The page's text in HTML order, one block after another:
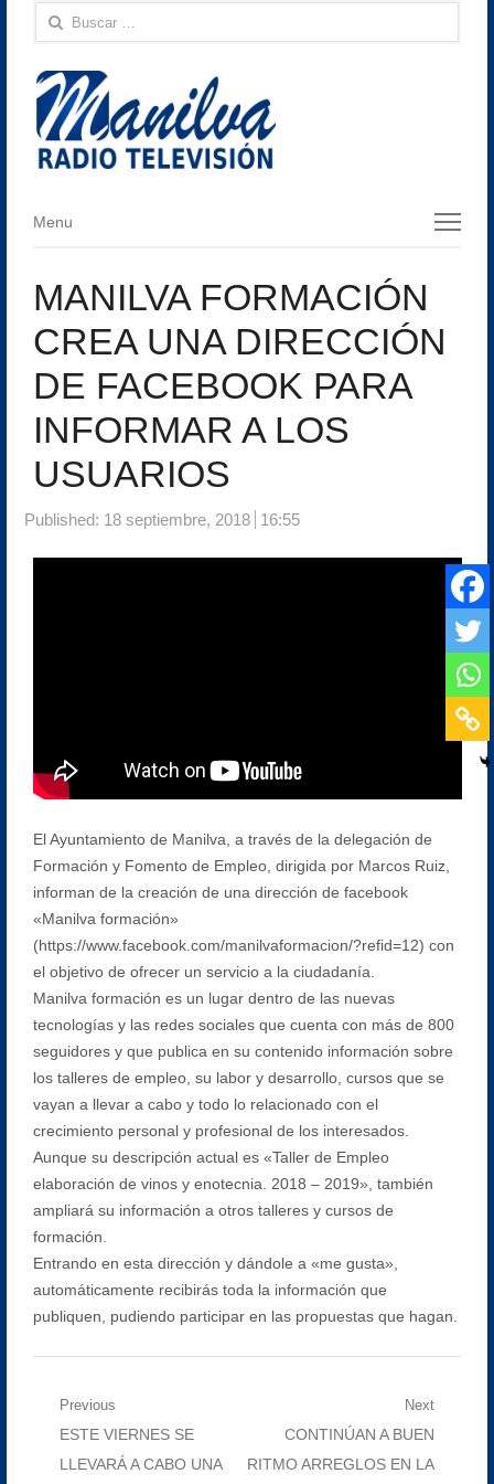
Buscar:
Menu
Menu
MANILVA FORMACIÓN
CREA UNA DIRECCIÓN
DE FACEBOOK PARA
INFORMAR A LOS
USUARIOS
Published: 18 septiembre, 2018 16:55
El Ayuntamiento de Manilva, a través de la delegación de
Formación y Fomento de Empleo, dirigida por Marcos Ruiz,
informan de la creación de una dirección de facebook
«Manilva formación»
(https://www.facebook.com/manilvaformacion/?refid=12) con
el objetivo de ofrecer un servicio a la ciudadanía.
Manilva formación es un lugar dentro de las nuevas
tecnologías y las redes sociales que cuenta con más de 800
seguidores y que publica en su contenido información sobre
los talleres de empleo, su labor y desarrollo, cursos que se
vayan a llevar a cabo y todo lo relacionado con el
crecimiento personal y profesional de los interesados.
Aunque su descripción actual es «Taller de Empleo
elaboración de vinos y enotecnia. 2018 – 2019», también
ampliará su información a otros talleres y cursos de
formación.
Entrando en esta dirección y dándole a «me gusta»,
automáticamente recibirás toda la información que
publiquen, pudiendo participar en las propuestas que hagan.
Navegación
Previous
Previous
post:
ESTE VIERNES SE
LLEVARÁ A CABO UNA
Next
Next
post:
CONTINÚAN A BUEN
RITMO ARREGLOS EN LA